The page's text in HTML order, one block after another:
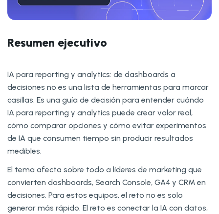
Resumen ejecutivo
IA para reporting y analytics: de dashboards a
decisiones no es una lista de herramientas para marcar
casillas. Es una guía de decisión para entender cuándo
IA para reporting y analytics puede crear valor real,
cómo comparar opciones y cómo evitar experimentos
de IA que consumen tiempo sin producir resultados
medibles.
El tema afecta sobre todo a líderes de marketing que
convierten dashboards, Search Console, GA4 y CRM en
decisiones. Para estos equipos, el reto no es solo
generar más rápido. El reto es conectar la IA con datos,